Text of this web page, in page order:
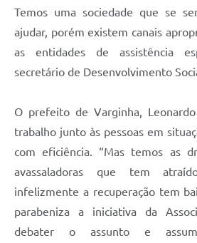
Temos uma sociedade que se
ajudar, porém existem canais
as entidades de assistência
secretário de Desenvolvimento
O prefeito de Varginha,
trabalho junto às pessoas em
com eficiência. “Mas temos as
avassaladoras que tem
infelizmente a recuperação tem
parabeniza a iniciativa da
debater o assunto e